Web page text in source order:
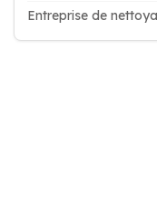
Entreprise de